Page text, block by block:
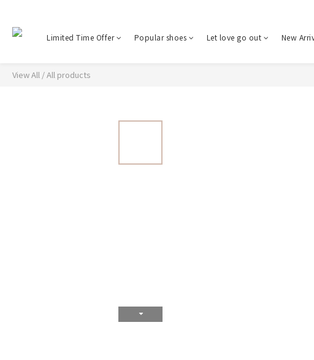
Limited Time Offer Popular shoes Let love go out New
View All /All products